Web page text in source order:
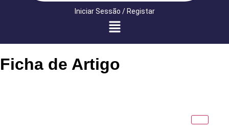
Iniciar Sessão / Registar
Ficha de Artigo